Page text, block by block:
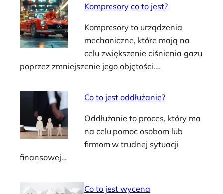
Kompresory co to jest?
Kompresory to urządzenia
mechaniczne, które mają na
celu zwiększenie ciśnienia gazu
poprzez zmniejszenie jego objętości.…
Co to jest oddłużanie?
Oddłużanie to proces, który ma
na celu pomoc osobom lub
firmom w trudnej sytuacji
finansowej…
Co to jest wycena